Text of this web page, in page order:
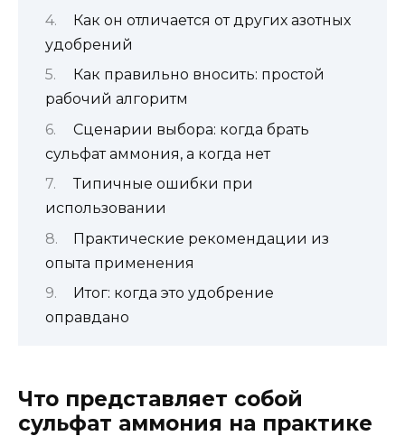
Как он отличается от других азотных
удобрений
Как правильно вносить: простой
рабочий алгоритм
Сценарии выбора: когда брать
сульфат аммония, а когда нет
Типичные ошибки при
использовании
Практические рекомендации из
опыта применения
Итог: когда это удобрение
оправдано
Что представляет собой
сульфат аммония на практике